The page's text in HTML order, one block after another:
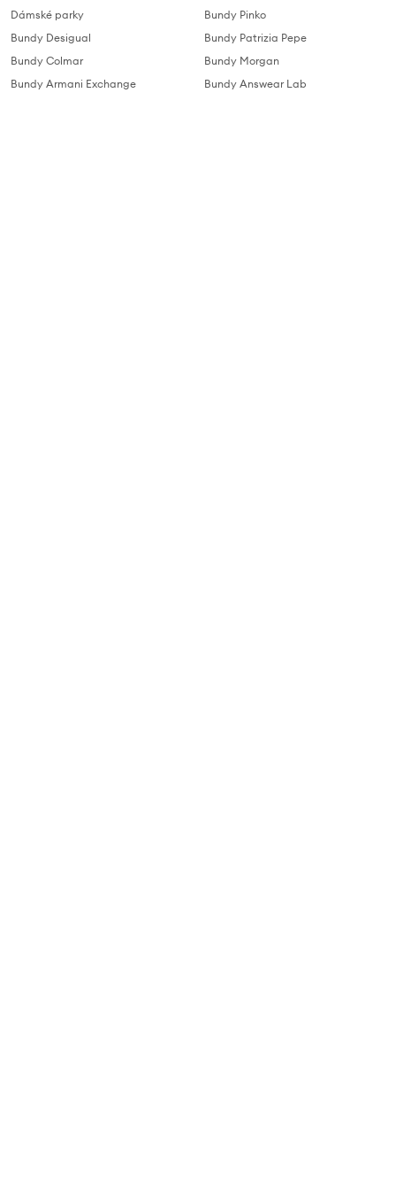
Dámské parky
Bundy Desigual
Bundy Colmar
Bundy Armani Exchange
Bundy Pinko
Bundy Patrizia Pepe
Bundy Morgan
Bundy Answear Lab